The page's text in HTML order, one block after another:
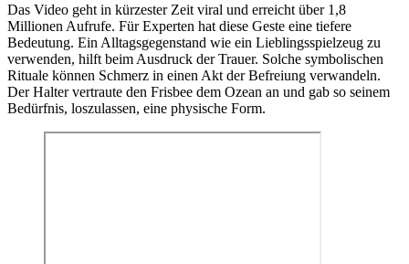
Das Video geht in kürzester Zeit viral und erreicht über 1,8
Millionen Aufrufe. Für Experten hat diese Geste eine tiefere
Bedeutung. Ein Alltagsgegenstand wie ein Lieblingsspielzeug zu
verwenden, hilft beim Ausdruck der Trauer. Solche symbolischen
Rituale können Schmerz in einen Akt der Befreiung verwandeln.
Der Halter vertraute den Frisbee dem Ozean an und gab so seinem
Bedürfnis, loszulassen, eine physische Form.